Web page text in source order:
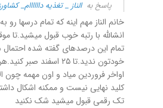
پاسخ بهالناز _ تغذیه داااااام_
خانم الناز مهم اینه که تمام درسها
انشالله با رتبه خوب قبول میشید.تا
تمام این درصدهای گفته شده
خودتون ندید.تا ۲۵ اسفند
اواخر فروردین میاد و اون مهمه چون
کلید نهایی نیست و ممکنه اشکال
تک رقمی قبول میشید شک نکنید